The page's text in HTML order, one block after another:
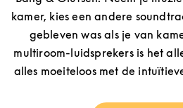
kamer, kies een andere
gebleven was als je van
multiroom-luidsprekers is het
alles moeiteloos met de